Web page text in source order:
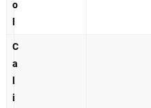
o
l
C
a
l
i